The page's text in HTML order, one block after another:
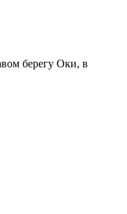
берегу Оки, в